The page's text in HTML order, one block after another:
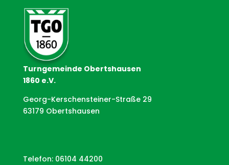
Turngemeinde Obertshausen
1860 e.V.
Georg-Kerschensteiner-Straße 29
63179 Obertshausen
Telefon: 06104 44200